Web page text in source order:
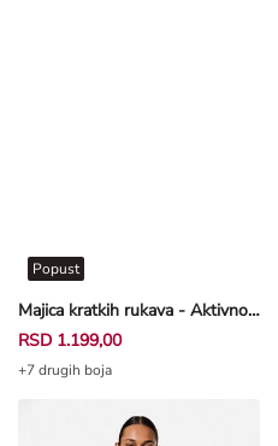
Majica kratkih rukava - Aktivno propuštanje vazduha - crvena
Popust
RSD 1.199,00
+7 drugih boja